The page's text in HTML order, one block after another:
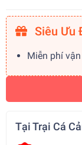
Siêu Ưu
Miễn phí
Tại Trại Cá